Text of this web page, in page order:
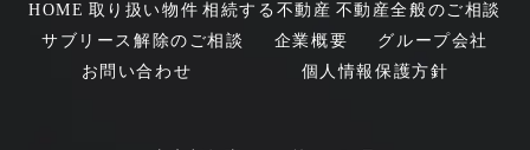
HOME 取り扱い物件 相続する不動産 不動産全般のご相談
サブリース解除のご相談
企業概要
グループ会社
お問い合わせ
個人情報保護方針